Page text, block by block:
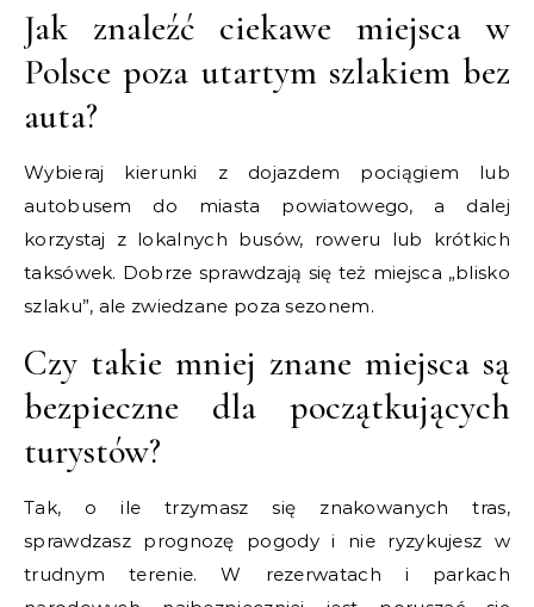
Jak znaleźć ciekawe miejsca w
Polsce poza utartym szlakiem bez
auta?
Wybieraj kierunki z dojazdem pociągiem lub
autobusem do miasta powiatowego, a dalej
korzystaj z lokalnych busów, roweru lub krótkich
taksówek. Dobrze sprawdzają się też miejsca „blisko
szlaku”, ale zwiedzane poza sezonem.
Czy takie mniej znane miejsca są
bezpieczne dla początkujących
turystów?
Tak, o ile trzymasz się znakowanych tras,
sprawdzasz prognozę pogody i nie ryzykujesz w
trudnym terenie. W rezerwatach i parkach